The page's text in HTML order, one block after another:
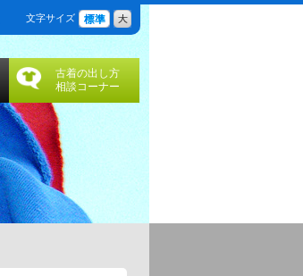
文字サイズ
古着の出し方
相談コーナー